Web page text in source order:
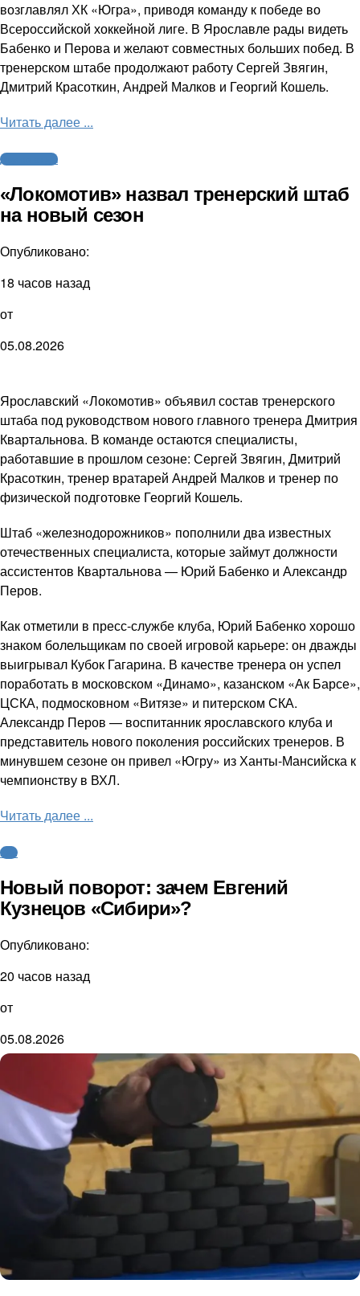
возглавлял ХК «Югра», приводя команду к победе во
Всероссийской хоккейной лиге. В Ярославле рады видеть
Бабенко и Перова и желают совместных больших побед. В
тренерском штабе продолжают работу Сергей Звягин,
Дмитрий Красоткин, Андрей Малков и Георгий Кошель.
Читать далее ...
Другие виды
«Локомотив» назвал тренерский штаб
на новый сезон
Опубликовано:
18 часов назад
от
05.08.2026
Ярославский «Локомотив» объявил состав тренерского
штаба под руководством нового главного тренера Дмитрия
Квартальнова. В команде остаются специалисты,
работавшие в прошлом сезоне: Сергей Звягин, Дмитрий
Красоткин, тренер вратарей Андрей Малков и тренер по
физической подготовке Георгий Кошель.
Штаб «железнодорожников» пополнили два известных
отечественных специалиста, которые займут должности
ассистентов Квартальнова — Юрий Бабенко и Александр
Перов.
Как отметили в пресс-службе клуба, Юрий Бабенко хорошо
знаком болельщикам по своей игровой карьере: он дважды
выигрывал Кубок Гагарина. В качестве тренера он успел
поработать в московском «Динамо», казанском «Ак Барсе»,
ЦСКА, подмосковном «Витязе» и питерском СКА.
Александр Перов — воспитанник ярославского клуба и
представитель нового поколения российских тренеров. В
минувшем сезоне он привел «Югру» из Ханты-Мансийска к
чемпионству в ВХЛ.
Читать далее ...
КХЛ
Новый поворот: зачем Евгений
Кузнецов «Сибири»?
Опубликовано:
20 часов назад
от
05.08.2026